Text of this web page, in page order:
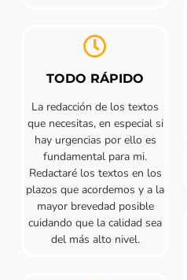
TODO RÁPIDO
La redacción de los textos
que necesitas, en especial si
hay urgencias por ello es
fundamental para mi.
Redactaré los textos en los
plazos que acordemos y a la
mayor brevedad posible
cuidando que la calidad sea
del más alto nivel.